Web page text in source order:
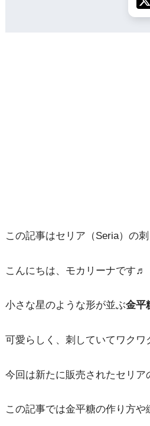
この記事はセリア（Seria）の
こんにちは、モカリーナです♬
小さな星のような形が並ぶ金平
可愛らしく、刺していてワクワ
今回は新たに販売されたセリア
この記事では金平糖の作り方や